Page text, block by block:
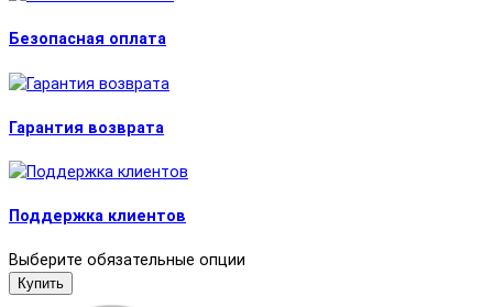
Безопасная оплата
Гарантия возврата
Поддержка клиентов
Выберите обязательные опции
Купить